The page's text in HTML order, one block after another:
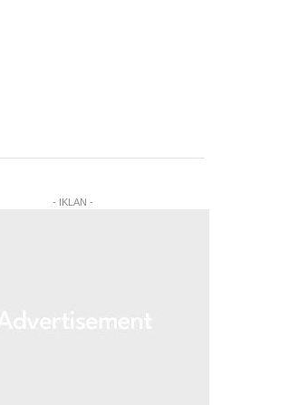
- IKLAN -